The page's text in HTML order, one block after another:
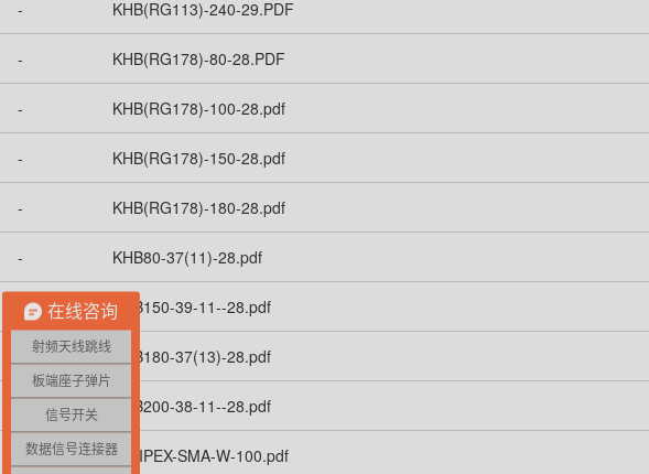
- KHB(RG113)-240-29.PDF
- KHB(RG178)-80-28.PDF
- KHB(RG178)-100-28.pdf
- KHB(RG178)-150-28.pdf
- KHB(RG178)-180-28.pdf
- KHB80-37(11)-28.pdf
KHB150-39-11--28.pdf
KHB180-37(13)-28.pdf
- KHB200-38-11--28.pdf
KH-IPEX-SMA-W-100.pdf
在线咨询
射频天线跳线
板端座子弹片
信号开关
数据信号连接器